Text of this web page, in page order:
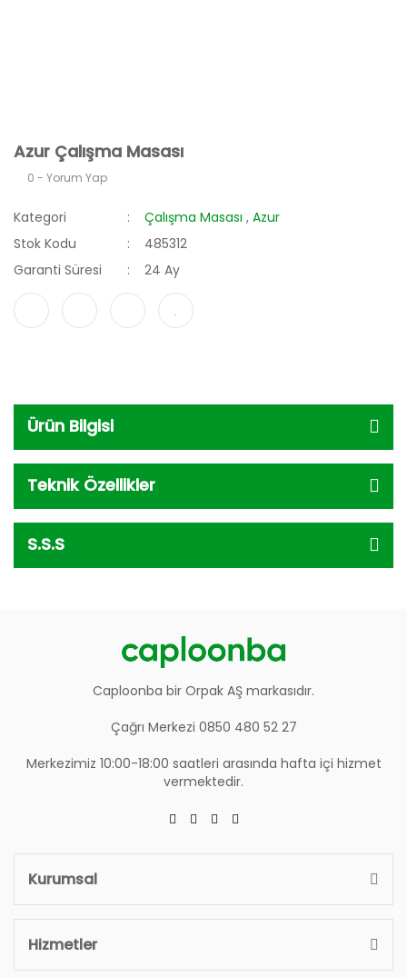
Azur Çalışma Masası
0 - Yorum Yap
Kategori Çalışma Masası ,Azur
Stok Kodu
485312
Garanti Süresi
24 Ay
Ürün Bilgisi
Teknik Özellikler
S.S.S
Caploonba bir Orpak AŞ markasıdır.
Çağrı Merkezi 0850 480 52 27
Merkezimiz 10:00-18:00 saatleri arasında hafta içi hizmet
vermektedir.
Kurumsal
Hizmetler